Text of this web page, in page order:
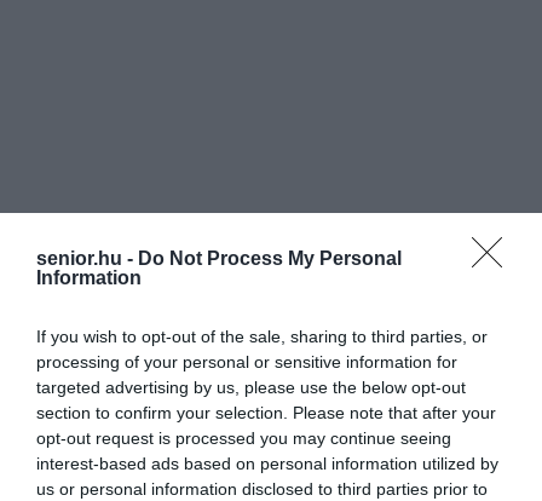
senior.hu - Do Not Process My Personal
Information
If you wish to opt-out of the sale, sharing to third parties, or
processing of your personal or sensitive information for
targeted advertising by us, please use the below opt-out
section to confirm your selection. Please note that after your
opt-out request is processed you may continue seeing
interest-based ads based on personal information utilized by
us or personal information disclosed to third parties prior to